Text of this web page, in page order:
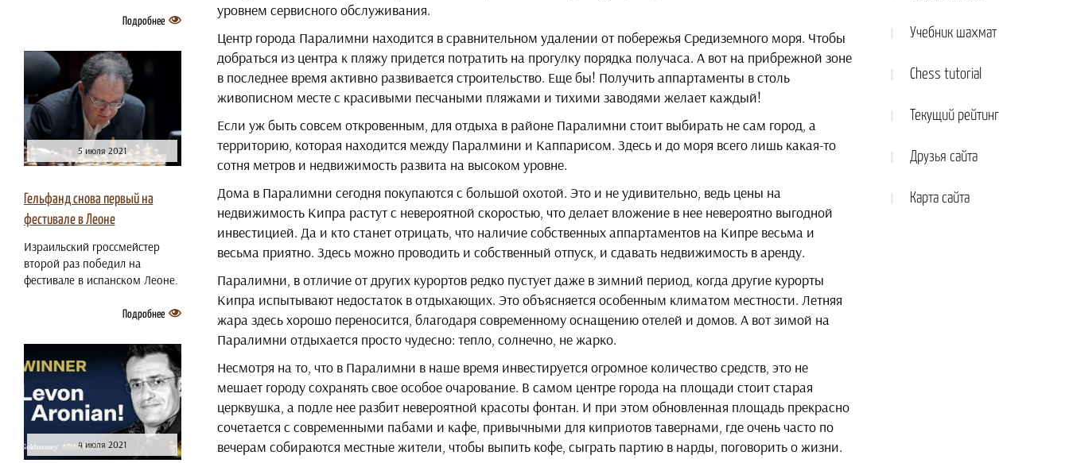
Подробнее
5 июля 2021
Гельфанд снова первый на
фестивале в Леоне
Израильский гроссмейстер
второй раз победил на
фестивале в испанском Леоне.
Подробнее
4 июля 2021
уровнем сервисного обслуживания.
Центр города Паралимни находится в сравнительном удалении от побережья Средиземного моря. Чтобы
добраться из центра к пляжу придется потратить на прогулку порядка получаса. А вот на прибрежной зоне
в последнее время активно развивается строительство. Еще бы! Получить аппартаменты в столь
живописном месте с красивыми песчаными пляжами и тихими заводями желает каждый!
Если уж быть совсем откровенным, для отдыха в районе Паралимни стоит выбирать не сам город, а
территорию, которая находится между Паралмини и Каппарисом. Здесь и до моря всего лишь какая-то
сотня метров и недвижимость развита на высоком уровне.
Дома в Паралимни сегодня покупаются с большой охотой. Это и не удивительно, ведь цены на
недвижимость Кипра растут с невероятной скоростью, что делает вложение в нее невероятно выгодной
инвестицией. Да и кто станет отрицать, что наличие собственных аппартаментов на Кипре весьма и
весьма приятно. Здесь можно проводить и собственный отпуск, и сдавать недвижимость в аренду.
Паралимни, в отличие от других курортов редко пустует даже в зимний период, когда другие курорты
Кипра испытывают недостаток в отдыхающих. Это объясняется особенным климатом местности. Летняя
жара здесь хорошо переносится, благодаря современному оснащению отелей и домов. А вот зимой на
Паралимни отдыхается просто чудесно: тепло, солнечно, не жарко.
Несмотря на то, что в Паралимни в наше время инвестируется огромное количество средств, это не
мешает городу сохранять свое особое очарование. В самом центре города на площади стоит старая
церквушка, а подле нее разбит невероятной красоты фонтан. И при этом обновленная площадь прекрасно
сочетается с современными пабами и кафе, привычными для киприотов тавернами, где очень часто по
вечерам собираются местные жители, чтобы выпить кофе, сыграть партию в нарды, поговорить о жизни.
Учебник шахмат
Chess tutorial
Текущий рейтинг
Друзья сайта
Карта сайта